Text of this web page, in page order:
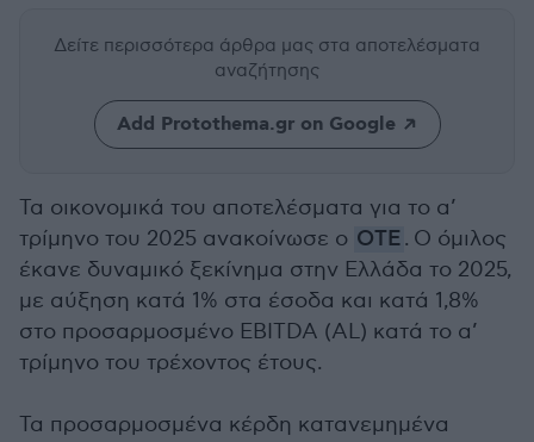
Δείτε περισσότερα άρθρα μας στα αποτελέσματα
αναζήτησης
Add Protothema.gr on Google
Τα οικονομικά του αποτελέσματα για το α’
τρίμηνο του 2025 ανακοίνωσε ο ΟΤΕ. Ο όμιλος
έκανε δυναμικό ξεκίνημα στην Ελλάδα το 2025,
με αύξηση κατά 1% στα έσοδα και κατά 1,8%
στο προσαρμοσμένο EBITDA (AL) κατά το α’
τρίμηνο του τρέχοντος έτους.
Τα προσαρμοσμένα κέρδη κατανεμημένα